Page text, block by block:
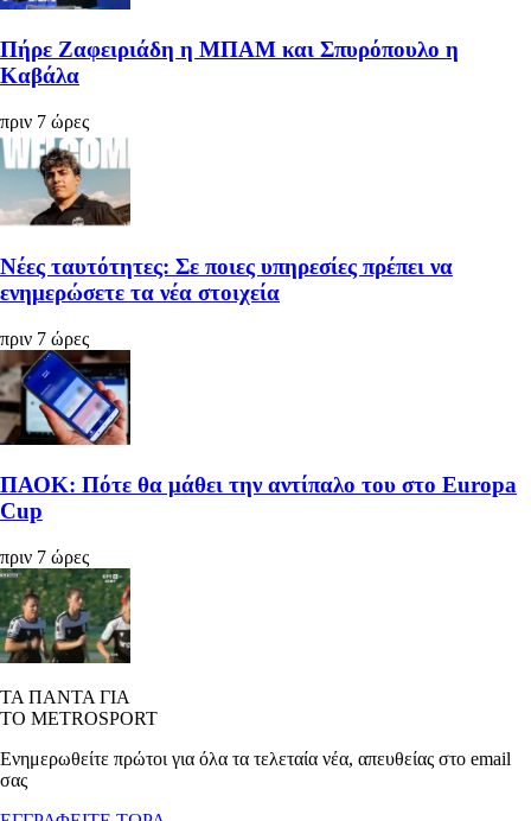
Πήρε Ζαφειριάδη η ΜΠΑΜ και Σπυρόπουλο η
Καβάλα
πριν 7 ώρες
Νέες ταυτότητες: Σε ποιες υπηρεσίες πρέπει να
ενημερώσετε τα νέα στοιχεία
πριν 7 ώρες
ΠΑΟΚ: Πότε θα μάθει την αντίπαλο του στο Europa
Cup
πριν 7 ώρες
ΤΑ ΠΑΝΤΑ ΓΙΑ
ΤΟ METROSPORT
Ενημερωθείτε πρώτοι για όλα τα τελεταία νέα, απευθείας στο email
σας